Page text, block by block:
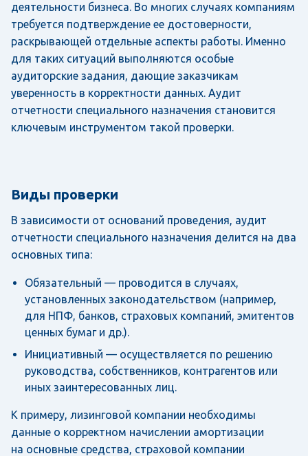
деятельности бизнеса. Во многих случаях компаниям
требуется подтверждение ее достоверности,
раскрывающей отдельные аспекты работы. Именно
для таких ситуаций выполняются особые
аудиторские задания, дающие заказчикам
уверенность в корректности данных. Аудит
отчетности специального назначения становится
ключевым инструментом такой проверки.
Виды проверки
В зависимости от оснований проведения, аудит
отчетности специального назначения делится на два
основных типа:
Обязательный — проводится в случаях,
установленных законодательством (например,
для НПФ, банков, страховых компаний, эмитентов
ценных бумаг и др.).
Инициативный — осуществляется по решению
руководства, собственников, контрагентов или
иных заинтересованных лиц.
К примеру, лизинговой компании необходимы
данные о корректном начислении амортизации
на основные средства, страховой компании